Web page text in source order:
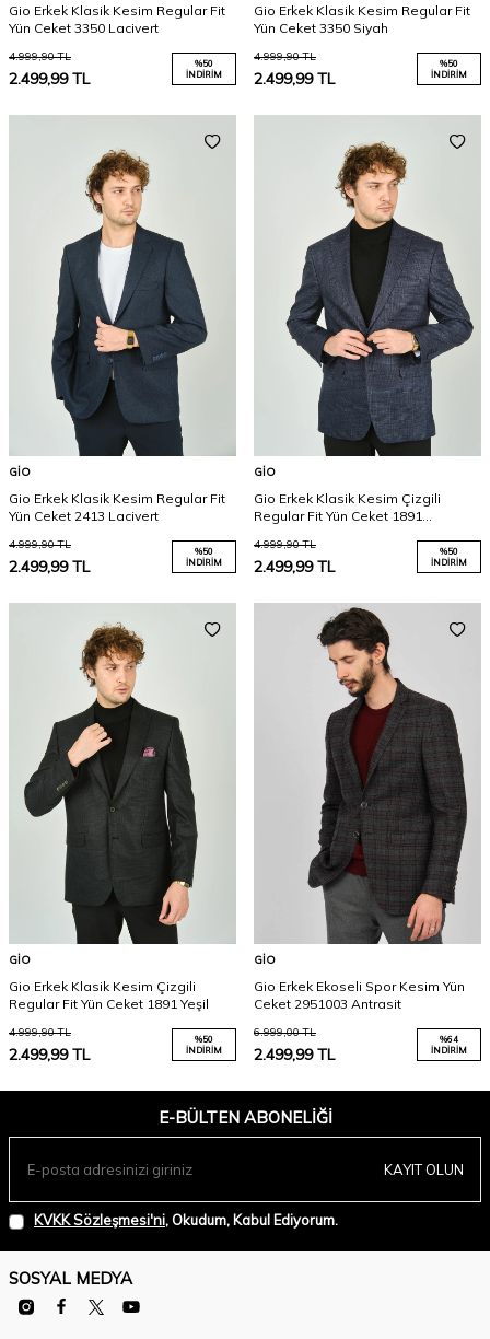
Gio Erkek Klasik Kesim Regular Fit
Yün Ceket 3350 Lacivert
4.999,90TL
2.499,99TL
%50
İNDIRIM
Gio Erkek Klasik Kesim Regular Fit
Yün Ceket 3350 Siyah
4.999,90TL
2.499,99TL
%50
İNDIRIM
GIO
Gio Erkek Klasik Kesim Regular Fit
Yün Ceket 2413 Lacivert
4.999,90TL
2.499,99TL
%50
İNDIRIM
GIO
Gio Erkek Klasik Kesim Çizgili
Regular Fit Yün Ceket 1891
4.999,90TL
2.499,99TL
%50
İNDIRIM
GIO
Gio Erkek Klasik Kesim Çizgili
Regular Fit Yün Ceket 1891 Yeşil
4.999,90TL
2.499,99TL
%50
İNDIRIM
GIO
Gio Erkek Ekoseli Spor Kesim Yün
Ceket 2951003 Antrasit
6.999,00TL
2.499,99TL
%64
İNDIRIM
E-BÜLTEN ABONELIĞI
KAYIT OLUN
KVKK Sözleşmesi'ni, Okudum, Kabul Ediyorum.
SOSYAL MEDYA